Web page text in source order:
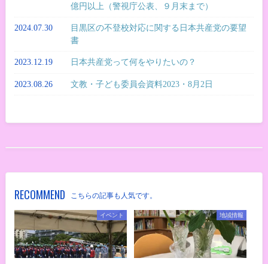
億円以上（警視庁公表、９月末まで）
2024.07.30
目黒区の不登校対応に関する日本共産党の要望
書
2023.12.19 日本共産党って何をやりたいの？
2023.08.26 文教・子ども委員会資料2023・8月2日
RECOMMEND こちらの記事も人気です。
イベント 地域情報